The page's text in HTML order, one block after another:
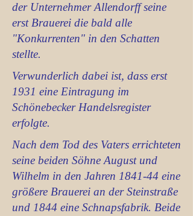
der Unternehmer Allendorff seine
erst Brauerei die bald alle
"Konkurrenten" in den Schatten
stellte.
Verwunderlich dabei ist, dass erst
1931 eine Eintragung im
Schönebecker Handelsregister
erfolgte.
Nach dem Tod des Vaters errichteten
seine beiden Söhne August und
Wilhelm in den Jahren 1841-44 eine
größere Brauerei an der Steinstraße
und 1844 eine Schnapsfabrik. Beide